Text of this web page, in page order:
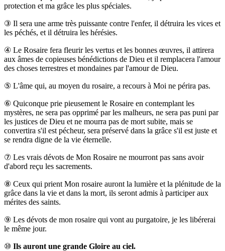
protection et ma grâce les plus spéciales.
③ Il sera une arme très puissante contre l'enfer, il détruira les vices et
les péchés, et il détruira les hérésies.
④ Le Rosaire fera fleurir les vertus et les bonnes œuvres, il attirera
aux âmes de copieuses bénédictions de Dieu et il remplacera l'amour
des choses terrestres et mondaines par l'amour de Dieu.
⑤ L'âme qui, au moyen du rosaire, a recours à Moi ne périra pas.
⑥ Quiconque prie pieusement le Rosaire en contemplant les
mystères, ne sera pas opprimé par les malheurs, ne sera pas puni par
les justices de Dieu et ne mourra pas de mort subite, mais se
convertira s'il est pécheur, sera préservé dans la grâce s'il est juste et
se rendra digne de la vie éternelle.
⑦ Les vrais dévots de Mon Rosaire ne mourront pas sans avoir
d'abord reçu les sacrements.
⑧ Ceux qui prient Mon rosaire auront la lumière et la plénitude de la
grâce dans la vie et dans la mort, ils seront admis à participer aux
mérites des saints.
⑨ Les dévots de mon rosaire qui vont au purgatoire, je les libérerai
le même jour.
⑩ Ils auront une grande Gloire au ciel.